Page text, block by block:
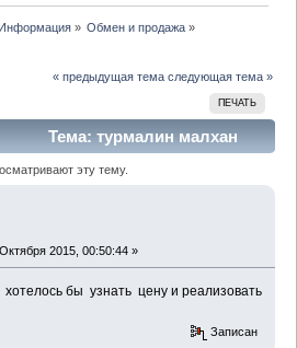
Информация» Обмен и продажа»
« предыдущая тема следующая тема »
ПЕЧАТЬ
Тема: турмалин малхан
эту тему.
2015, 00:50:44 »
бы узнать цену и реализовать
Записан